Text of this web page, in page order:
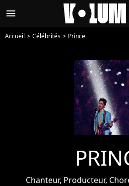
menu
Accueil Célébrités Prince
Chanteur, Producteur,